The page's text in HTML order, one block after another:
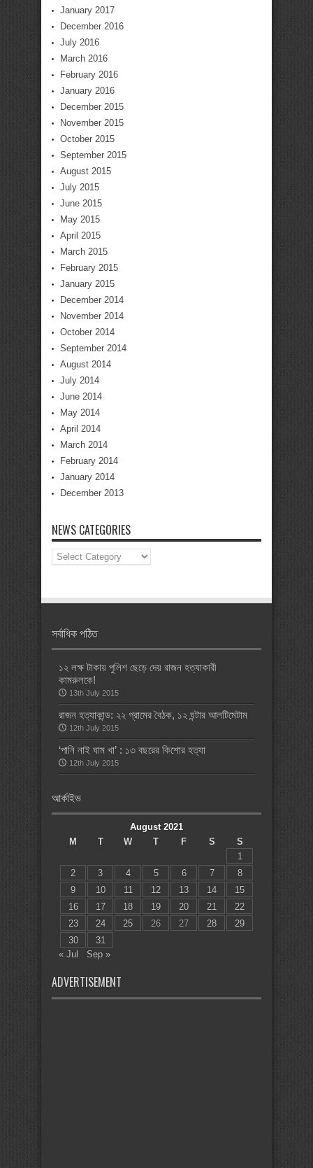
January 2017
December 2016
July 2016
March 2016
February 2016
January 2016
December 2015
November 2015
October 2015
September 2015
August 2015
July 2015
June 2015
May 2015
April 2015
March 2015
February 2015
January 2015
December 2014
November 2014
October 2014
September 2014
August 2014
July 2014
June 2014
May 2014
April 2014
March 2014
February 2014
January 2014
December 2013
NEWS CATEGORIES
News
Categories
সর্বাধিক পঠিত
১২ লক্ষ টাকায় পুলিশ ছেড়ে দেয় রাজন হত্যাকারী
কামরুলকে!
13th July 2015
রাজন হত্যাকান্ড: ২২ গ্রামের বৈঠক, ১২ ঘন্টার আলটিমেটাম
12th July 2015
‘পানি নাই ঘাম খা’ : ১৩ বছরের কিশোর হত্যা
12th July 2015
আর্কাইভ
August 2021
M
T W T F S
S
1
2
3 4 5 6 7
8
9
10 11 12 13 14
15
16
17 18 19 20 21
22
23
24 25 26 27 28
29
30
31
« Jul
Sep »
ADVERTISEMENT